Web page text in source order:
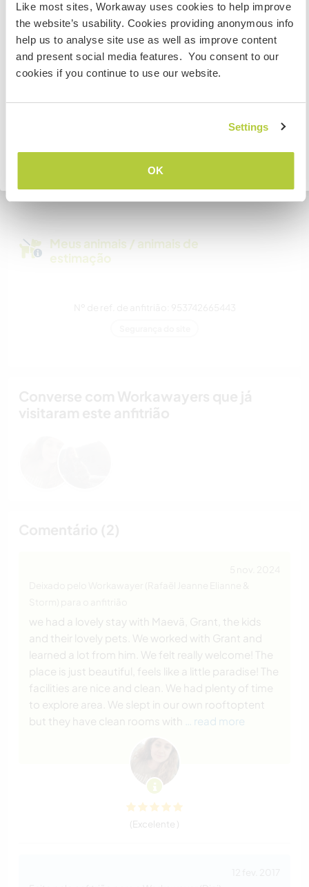
Like most sites, Workaway uses cookies to help improve
the website’s usability. Cookies providing anonymous info
help us to analyse site use as well as improve content
and present social media features. You consent to our
cookies if you continue to use our website.
Settings
OK
Este anfitrião pode fornecer espaço para vans.
Pode aceitar animais
Dogs
Quantos Workawayers pode
Mais de 2
Meus animais / animais de
estimação
we had a lovely stay with Maevä, Grant, the kids
and their lovely pets. We worked with Grant and
learned a lot from him. We felt really welcome! The
place is just beautiful, feels like a little paradise! The
facilities are nice and clean. We had plenty of time
to explore area. We slept in our own rooftoptent
but they have clean rooms with
… read more
(Excelente )
Se não for um cidadão da Austrália ou Nova Zelândia e
estiver planejando trabalhar, voluntariar ou estudar,
VOCÊ PRECISARÁ O VISTO ADEQUADO. Para obter mais
informações, é necessário entrar em contato com a
embaixada localizada em seu país, ANTES de viajar.
Voltar para a lista completa de anfitriões